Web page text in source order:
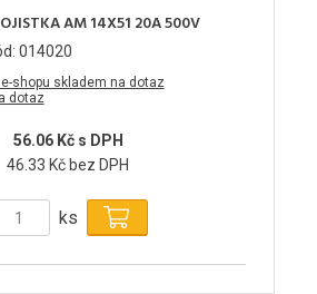
AM 14X51 20A 500V
014020
shopu skladem na dotaz
dotaz
56.06 Kč s DPH
46.33 Kč bez DPH
ks